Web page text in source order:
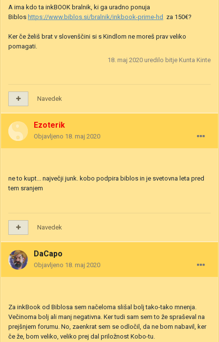
A ima kdo ta inkBOOK bralnik, ki ga uradno ponuja
Biblos https://www.biblos.si/bralnik/inkbook-prime-hd za 150€?
Ker če želiš brat v slovenščini si s Kindlom ne moreš prav veliko
pomagati.
18. maj 2020 uredilo bitje Kunta Kinte
Navedek
Ezoterik
Objavljeno 18. maj 2020
ne to kupt... največji junk. kobo podpira biblos in je svetovna leta pred
tem sranjem
Navedek
DaCapo
Objavljeno 18. maj 2020
Za inkBook od Biblosa sem načeloma slišal bolj tako-tako mnenja.
Večinoma bolj ali manj negativna. Ker tudi sam sem to že spraševal na
prejšnjem forumu. No, zaenkrat sem se odločil, da ne bom nabavil, ker
če že, bom veliko, veliko prej dal priložnost Kobo-tu.